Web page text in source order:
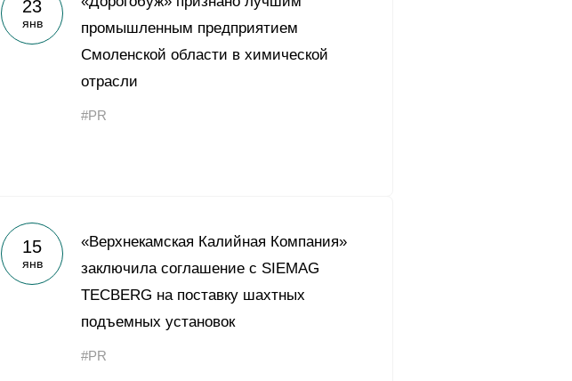
Yong Sheng Feng
Acron Argentina S.R.L
Acron Brasil Ltda.
ООО «Плодородие»
23
янв
промышленным предприятием
Смоленской области в химической
отрасли
#PR
15
янв
«Верхнекамская Калийная Компания»
заключила соглашение c SIEMAG
TECBERG на поставку шахтных
подъемных установок
#PR